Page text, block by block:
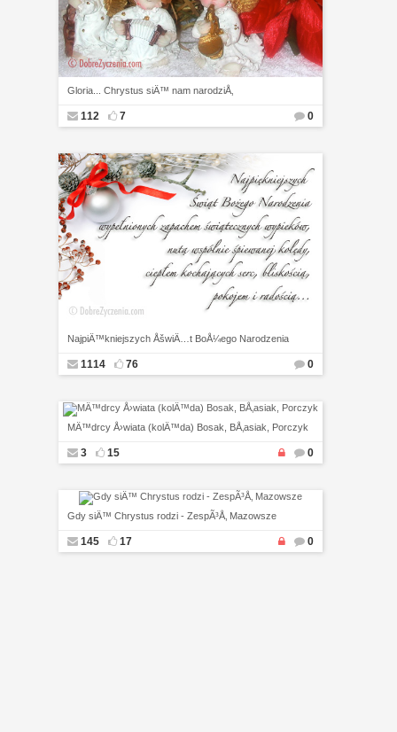
Gloria... Chrystus siÄ™ nam narodziÅ‚
112 7 0
NajpiÄ™kniejszych ÅšwiÄ…t BoÅ¼ego Narodzenia
1114 76 0
MÄ™drcy Å›wiata (kolÄ™da) Bosak, BÅ‚asiak, Porczyk
3 15 0
Gdy siÄ™ Chrystus rodzi - ZespÃ³Å‚ Mazowsze
145 17 0